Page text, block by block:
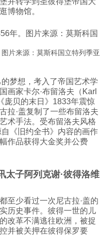
博物馆。
片来源：莫斯科国立特列季亚
梦想，考入了帝国艺术学
画家卡尔·布留洛夫（Karl
庞贝的末日》1833年震惊
拉·盖复制了一些布留洛夫
术手法。受布留洛夫风格
《旧约全书》内容的画作
作品获得大金奖并公费
太子阿列克谢·彼得洛维
至少看过一次尼古拉·盖的
历史事件。彼得一世的儿
改革不满逃往欧洲，被捉
并被关押在彼得保罗要